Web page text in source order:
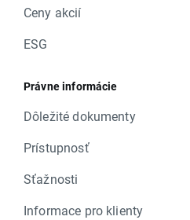
Ceny akcií
ESG
Právne informácie
Dôležité dokumenty
Prístupnosť
Sťažnosti
Informace pro klienty